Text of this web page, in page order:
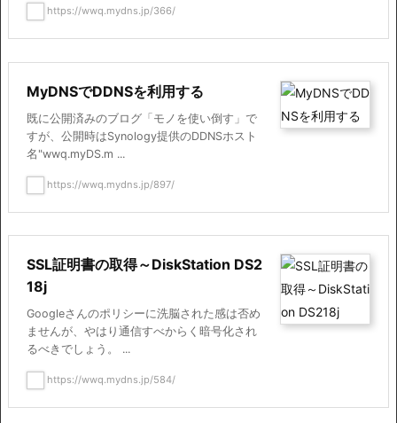
https://wwq.mydns.jp/366/
MyDNSでDDNSを利用する
既に公開済みのブログ「モノを使い倒す」で
すが、公開時はSynology提供のDDNSホスト
名"wwq.myDS.m ...
https://wwq.mydns.jp/897/
SSL証明書の取得～DiskStation DS2
18j
Googleさんのポリシーに洗脳された感は否め
ませんが、やはり通信すべからく暗号化され
るべきでしょう。 ...
https://wwq.mydns.jp/584/